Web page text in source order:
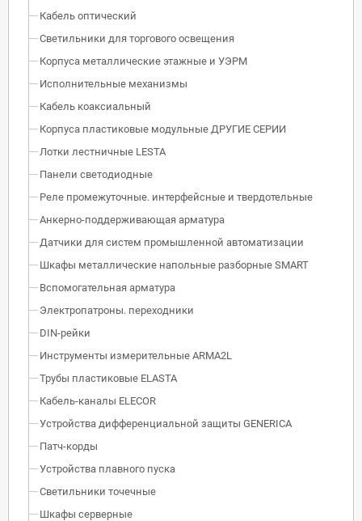
Кабель оптический
Светильники для торгового освещения
Корпуса металлические этажные и УЭРМ
Исполнительные механизмы
Кабель коаксиальный
Корпуса пластиковые модульные ДРУГИЕ СЕРИИ
Лотки лестничные LESTA
Панели светодиодные
Реле промежуточные. интерфейсные и твердотельные
Анкерно-поддерживающая арматура
Датчики для систем промышленной автоматизации
Шкафы металлические напольные разборные SMART
Вспомогательная арматура
Электропатроны. переходники
DIN-рейки
Инструменты измерительные ARMA2L
Трубы пластиковые ELASTA
Кабель-каналы ELECOR
Устройства дифференциальной защиты GENERICA
Патч-корды
Устройства плавного пуска
Светильники точечные
Шкафы серверные